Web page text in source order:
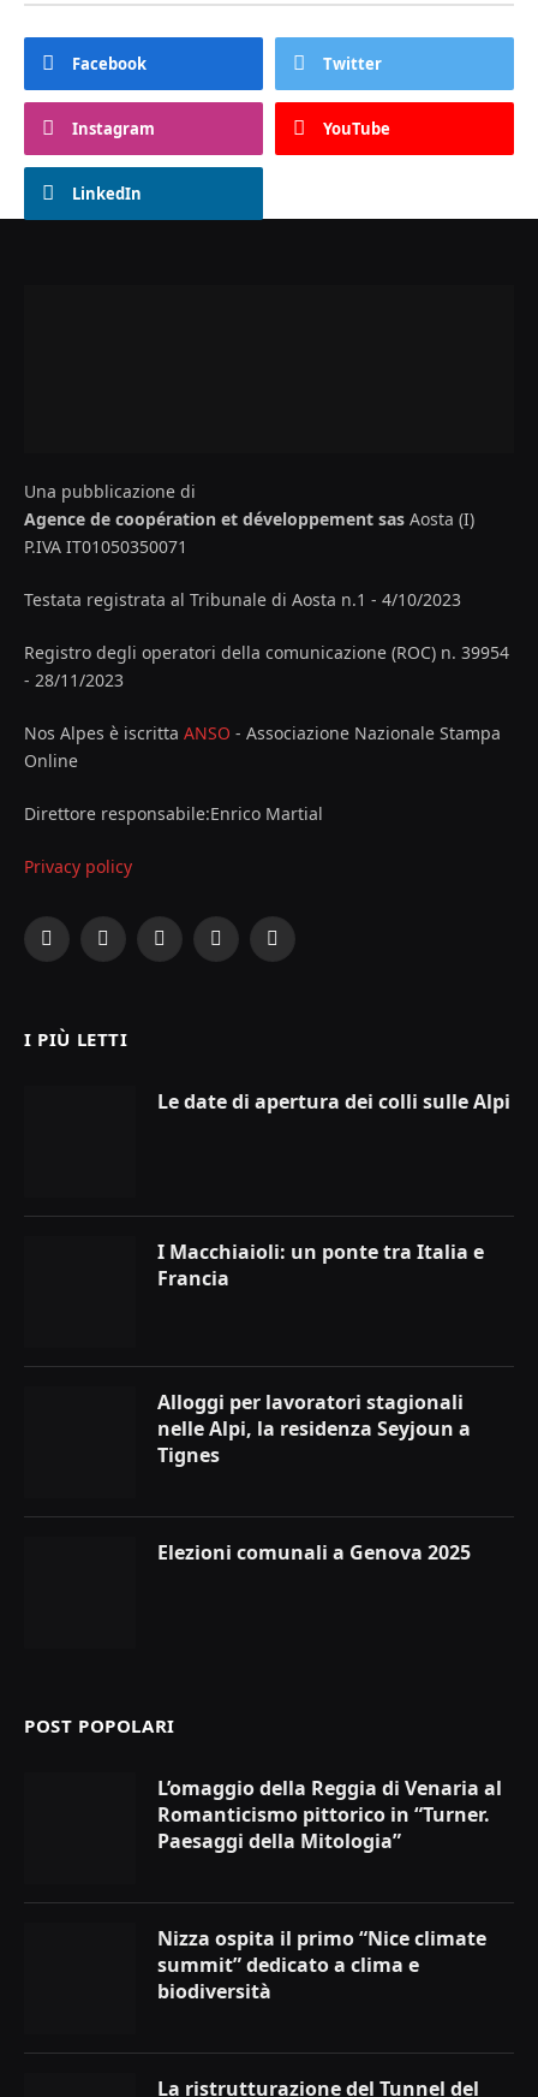
Facebook Twitter
Instagram YouTube
LinkedIn
Una pubblicazione di
Agence de coopération et développement sas Aosta (I)
P.IVA IT01050350071
Testata registrata al Tribunale di Aosta n.1 - 4/10/2023
Registro degli operatori della comunicazione (ROC) n. 39954
- 28/11/2023
Nos Alpes è iscritta ANSO - Associazione Nazionale Stampa
Online
Direttore responsabile:Enrico Martial
Privacy policy
Facebook
X
InstagramYouTubeLinkedIn
I PIÙ LETTI
Le date di apertura dei colli sulle Alpi
I Macchiaioli: un ponte tra Italia e
Francia
Alloggi per lavoratori stagionali
nelle Alpi, la residenza Seyjoun a
Tignes
Elezioni comunali a Genova 2025
POST POPOLARI
L’omaggio della Reggia di Venaria al
Romanticismo pittorico in “Turner.
Paesaggi della Mitologia”
Nizza ospita il primo “Nice climate
summit” dedicato a clima e
biodiversità
La ristrutturazione del Tunnel del